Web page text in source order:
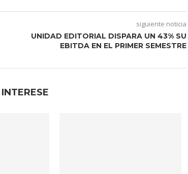
siguiente noticia
UNIDAD EDITORIAL DISPARA UN 43% SU
EBITDA EN EL PRIMER SEMESTRE